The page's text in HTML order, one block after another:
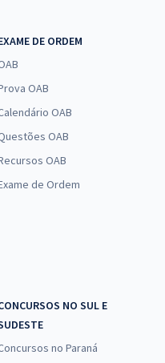
DE ORDEM
OAB
OAB
OAB
OAB
de Ordem
NO SUL E
no Paraná